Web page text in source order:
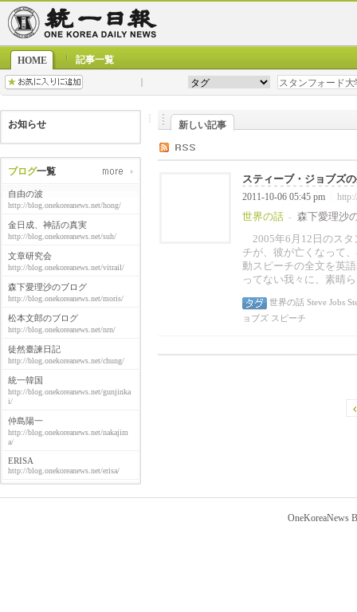
HOME 記事一覧
お知らせ
ブログ一覧
自由の波
http://blog.onekoreanews.net/hong/
金日成、神話の真実
http://blog.onekoreanews.net/suh/
文章研究会
http://blog.onekoreanews.net/vitrail/
森下愛理沙のブログ
http://blog.onekoreanews.net/moris/
松本文郎のブログ
http://blog.onekoreanews.net/nrn/
徒然臺諫日記
http://blog.onekoreanews.net/chung/
統一韓国
http://blog.onekoreanews.net/gunjinka
i/
仲島陽一
http://blog.onekoreanews.net/nakajim
a/
ERISA
http://blog.onekoreanews.net/erisa/
新しい記事
スティーブ・ジョブズ
2011-10-06 05:45 pm
世界の話 -
森下愛理沙
2005年6月12日のスタ
チが、彼が亡くなって
動スピーチの全文を英
ってない我々に、素晴
世界の話 Steve Jobs
ョブズ スピーチ
OneKoreaNews